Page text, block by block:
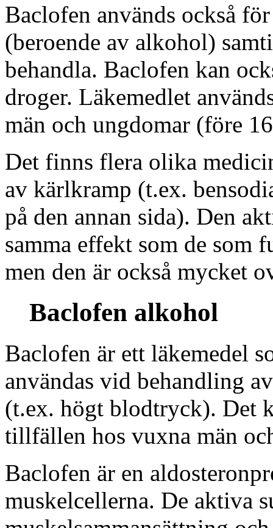
Baclofen används också
(beroende av alkohol)
behandla. Baclofen kan
droger. Läkemedlet
män och ungdomar (före
Det finns flera olika
av kärlkramp (t.ex.
på den annan sida). Den
samma effekt som de som
men den är också mycket
Baclofen alkohol
Baclofen är ett läkemedel
användas vid behandling
(t.ex. högt blodtryck). Det
tillfällen hos vuxna män
Baclofen är en
muskelcellerna. De aktiva